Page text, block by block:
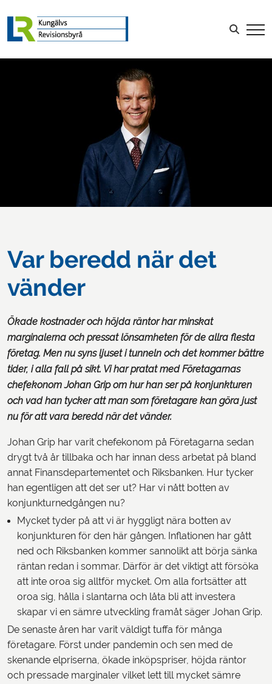
LOGGA IN
Sök efter:
Var beredd när det
vänder
Ökade kostnader och höjda räntor har minskat
marginalerna och pressat lönsamheten för de allra flesta
företag. Men nu syns ljuset i tunneln och det kommer bättre
tider, i alla fall på sikt. Vi har pratat med Företagarnas
chefekonom Johan Grip om hur han ser på konjunkturen
och vad han tycker att man som företagare kan göra just
nu för att vara beredd när det vänder.
Johan Grip har varit chefekonom på Företagarna sedan
drygt två år tillbaka och har innan dess arbetat på bland
annat Finansdepartementet och Riksbanken. Hur tycker
han egentligen att det ser ut? Har vi nått botten av
konjunkturnedgången nu?
Mycket tyder på att vi är hyggligt nära botten av
konjunkturen för den här gången. Inflationen har gått
ned och Riksbanken kommer sannolikt att börja sänka
räntan redan i sommar. Därför är det viktigt att försöka
att inte oroa sig alltför mycket. Om alla fortsätter att
oroa sig, hålla i slantarna och låta bli att investera
skapar vi en sämre utveckling framåt säger Johan Grip.
De senaste åren har varit väldigt tuffa för många
företagare. Först under pandemin och sen med de
skenande elpriserna, ökade inköpspriser, höjda räntor
och pressade marginaler vilket lett till mycket sämre